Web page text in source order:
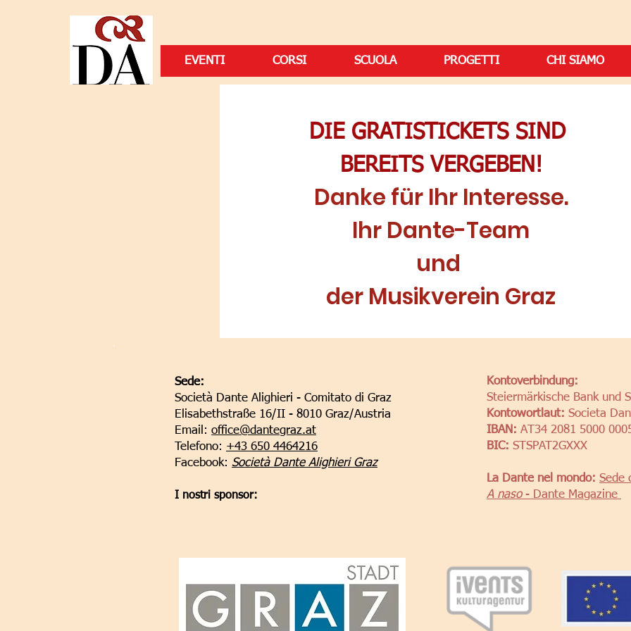
EVENTI CORSI SCUOLA PROGETTI CHI SIAMO
DIE GRATISTICKETS SIND
BEREITS VERGEBEN!
Danke für Ihr Interesse.
Ihr Dante-Team
und
der Musikverein Graz
Sede:
Società Dante Alighieri - Comitato di Graz
Elisabethstraße 16/II - 8010 Graz/Austria
Email: office@dantegraz.at
Telefono: +43 650 4464216
Facebook: Società Dante Alighieri Graz
I nostri sponsor:
Kontoverbindung:
Steiermärkische Bank und
Kontowortlaut: Societa
IBAN: AT34 2081 5000
BIC: STSPAT2GXXX
La Dante nel mondo: Sede
A naso- Dante Magazine